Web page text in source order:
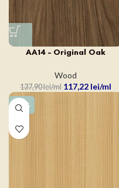
AA14 – Original Oak
Wood
137,90lei 117,22 lei
-15%